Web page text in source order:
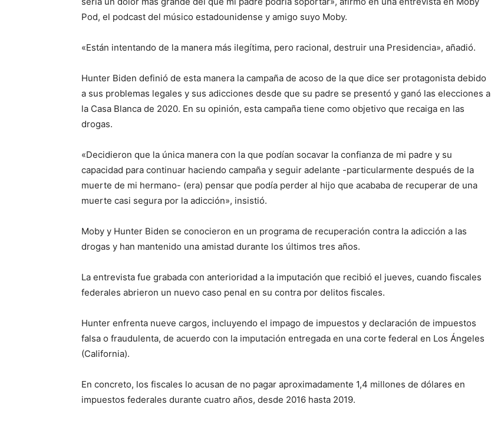
Pod, el podcast del músico estadounidense y amigo suyo Moby.
«Están intentando de la manera más ilegítima, pero racional, destruir una Presidencia», añadió.
Hunter Biden definió de esta manera la campaña de acoso de la que dice ser protagonista debido
a sus problemas legales y sus adicciones desde que su padre se presentó y ganó las elecciones a
la Casa Blanca de 2020. En su opinión, esta campaña tiene como objetivo que recaiga en las
drogas.
«Decidieron que la única manera con la que podían socavar la confianza de mi padre y su
capacidad para continuar haciendo campaña y seguir adelante -particularmente después de la
muerte de mi hermano- (era) pensar que podía perder al hijo que acababa de recuperar de una
muerte casi segura por la adicción», insistió.
Moby y Hunter Biden se conocieron en un programa de recuperación contra la adicción a las
drogas y han mantenido una amistad durante los últimos tres años.
La entrevista fue grabada con anterioridad a la imputación que recibió el jueves, cuando fiscales
federales abrieron un nuevo caso penal en su contra por delitos fiscales.
Hunter enfrenta nueve cargos, incluyendo el impago de impuestos y declaración de impuestos
falsa o fraudulenta, de acuerdo con la imputación entregada en una corte federal en Los Ángeles
(California).
En concreto, los fiscales lo acusan de no pagar aproximadamente 1,4 millones de dólares en
impuestos federales durante cuatro años, desde 2016 hasta 2019.